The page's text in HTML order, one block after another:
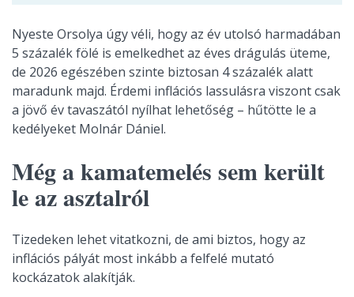
Nyeste Orsolya úgy véli, hogy az év utolsó harmadában
5 százalék fölé is emelkedhet az éves drágulás üteme,
de 2026 egészében szinte biztosan 4 százalék alatt
maradunk majd. Érdemi inflációs lassulásra viszont csak
a jövő év tavaszától nyílhat lehetőség – hűtötte le a
kedélyeket Molnár Dániel.
Még a kamatemelés sem került
le az asztalról
Tizedeken lehet vitatkozni, de ami biztos, hogy az
inflációs pályát most inkább a felfelé mutató
kockázatok alakítják.